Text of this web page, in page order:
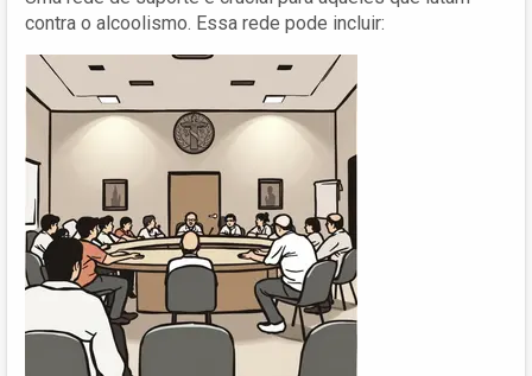
contra o alcoolismo. Essa rede pode incluir: